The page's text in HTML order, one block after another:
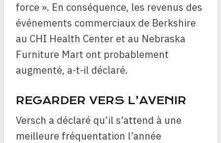
force ». En conséquence, les revenus des
événements commerciaux de Berkshire
au CHI Health Center et au Nebraska
Furniture Mart ont probablement
augmenté, a-t-il déclaré.
REGARDER VERS L’AVENIR
Versch a déclaré qu’il s’attend à une
meilleure fréquentation l’année